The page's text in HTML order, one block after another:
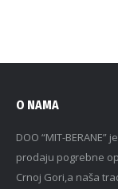
O NAMA
DOO “MIT-
prodaju pogrebne
Crnoj Gori,a naša